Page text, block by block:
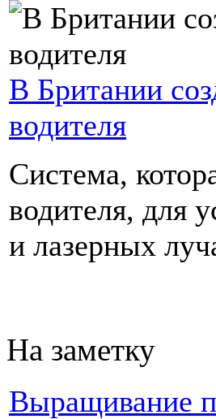
В Британии
водителя
Система,
водителя, для
и лазерных
На заметку
Выращивание